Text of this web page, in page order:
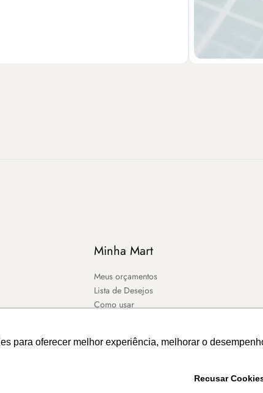
para oferecer melhor experiência, melhorar o
Recusar
Minha Mart
Meus orçamentos
Lista de Desejos
Como usar